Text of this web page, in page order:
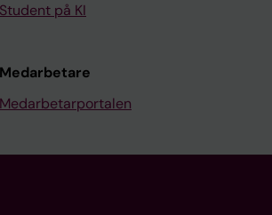
Student på KI
Medarbetare
Medarbetarportalen